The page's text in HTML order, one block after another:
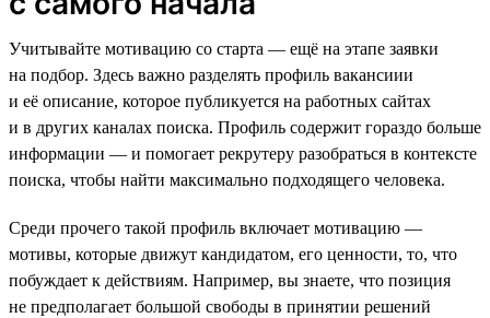
Учитывайте мотивацию со старта — ещё на этапе заявки
на подбор. Здесь важно разделять профиль вакансиии
и её описание, которое публикуется на работных сайтах
и в других каналах поиска. Профиль содержит гораздо больше
информации — и помогает рекрутеру разобраться в контексте
поиска, чтобы найти максимально подходящего человека.
Среди прочего такой профиль включает мотивацию —
мотивы, которые движут кандидатом, его ценности, то, что
побуждает к действиям. Например, вы знаете, что позиция
не предполагает большой свободы в принятии решений